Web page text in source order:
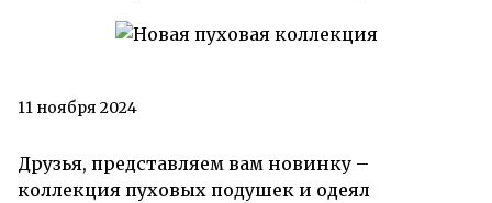
11 ноября 2024
Друзья, представляем вам новинку –
коллекция пуховых подушек и одеял